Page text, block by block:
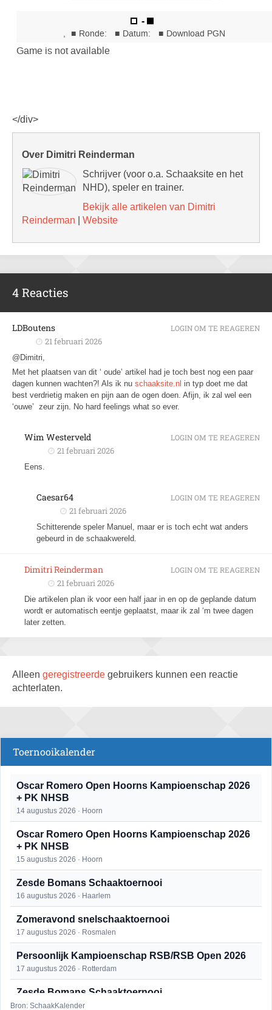
</div>
Over Dimitri Reinderman
Schrijver (voor o.a. Schaaksite en het
NHD), speler en trainer.
Bekijk alle artikelen van Dimitri
Reinderman
Website
4 Reacties
LDBoutens
21 februari 2026
@Dimitri,
Met het plaatsen van dit ‘ oude’ artikel had je toch best nog een paar
dagen kunnen wachten?! Als ik nu schaaksite.nl in typ doet me dat
best verdrietig maken en pijn aan de ogen doen. Afijn, ik zal wel een
‘ouwe’ zeur zijn. No hard feelings what so ever.
LOGIN OM TE REAGEREN
Wim Westerveld
21 februari 2026
Eens.
LOGIN OM TE REAGEREN
Caesar64
21 februari 2026
Schitterende speler Manuel, maar er is toch echt wat anders
gebeurd in de schaakwereld.
LOGIN OM TE REAGEREN
Dimitri Reinderman
21 februari 2026
Die artikelen plan ik voor een half jaar in en op de geplande datum
wordt er automatisch eentje geplaatst, maar ik zal ‘m twee dagen
later zetten.
LOGIN OM TE REAGEREN
Alleen geregistreerde gebruikers kunnen een reactie
achterlaten.
Toernooikalender
Oscar Romero Open Hoorns Kampioenschap 2026
+ PK NHSB
14 augustus 2026 · Hoorn
Oscar Romero Open Hoorns Kampioenschap 2026
+ PK NHSB
15 augustus 2026 · Hoorn
Zesde Bomans Schaaktoernooi
16 augustus 2026 · Haarlem
Zomeravond snelschaaktoernooi
17 augustus 2026 · Rosmalen
Persoonlijk Kampioenschap RSB/RSB Open 2026
17 augustus 2026 · Rotterdam
Zesde Bomans Schaaktoernooi
17 augustus 2026 · Haarlem
Bron: SchaakKalender